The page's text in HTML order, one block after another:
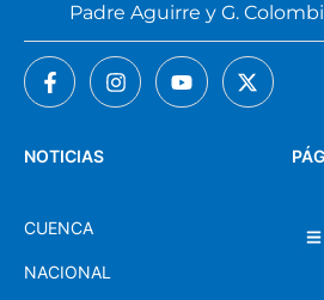
NOTICIAS
CUENCA
NACIONAL
Padre Aguirre y G.